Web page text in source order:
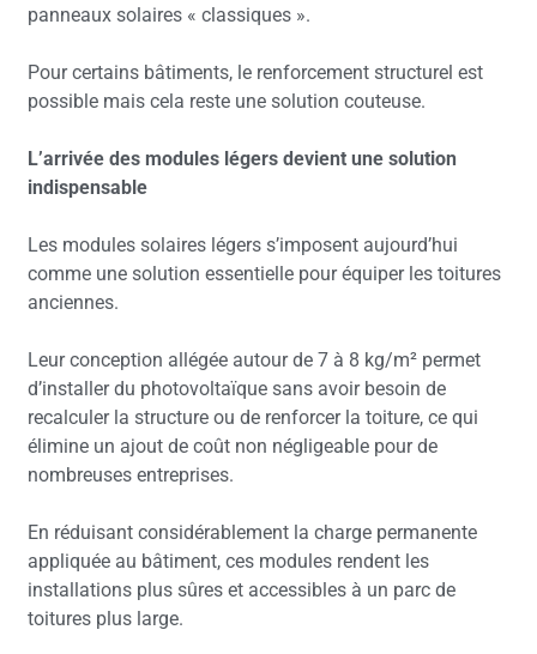
panneaux solaires « classiques ».
Pour certains bâtiments, le renforcement structurel est
possible mais cela reste une solution couteuse.
L’arrivée des modules légers devient une solution
indispensable
Les modules solaires légers s’imposent aujourd’hui
comme une solution essentielle pour équiper les toitures
anciennes.
Leur conception allégée autour de 7 à 8 kg/m² permet
d’installer du photovoltaïque sans avoir besoin de
recalculer la structure ou de renforcer la toiture, ce qui
élimine un ajout de coût non négligeable pour de
nombreuses entreprises.
En réduisant considérablement la charge permanente
appliquée au bâtiment, ces modules rendent les
installations plus sûres et accessibles à un parc de
toitures plus large.